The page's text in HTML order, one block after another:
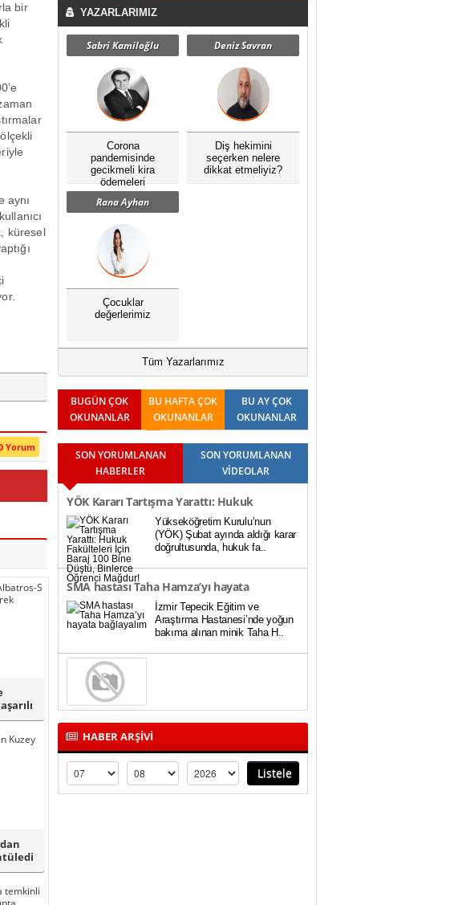
bir
aynı
küresel
Yorum
YAZARLARIMIZ
Sabri Kamiloğlu
Corona
pandemisinde
gecikmeli kira
ödemeleri
Deniz Savran
Diş hekimini
seçerken nelere
dikkat etmeliyiz?
Rana Ayhan
Çocuklar
değerlerimiz
Tüm Yazarlarımız
BUGÜN ÇOK
OKUNANLAR
BU HAFTA ÇOK
OKUNANLAR
BU AY ÇOK
OKUNANLAR
SON YORUMLANAN
HABERLER
SON YORUMLANAN
VİDEOLAR
YÖK Kararı Tartışma Yarattı: Hukuk
Fakülteleri İçin Baraj 100 Bine Düştü,
Binlerce Öğrenci Mağdur!
Yükseköğretim Kurulu’nun
(YÖK) Şubat ayında aldığı karar
doğrultusunda, hukuk fa..
SMA hastası Taha Hamza’yı hayata
bağlayalım
İzmir Tepecik Eğitim ve
Araştırma Hastanesi’nde yoğun
bakıma alınan minik Taha H..
HABER ARŞİVİ